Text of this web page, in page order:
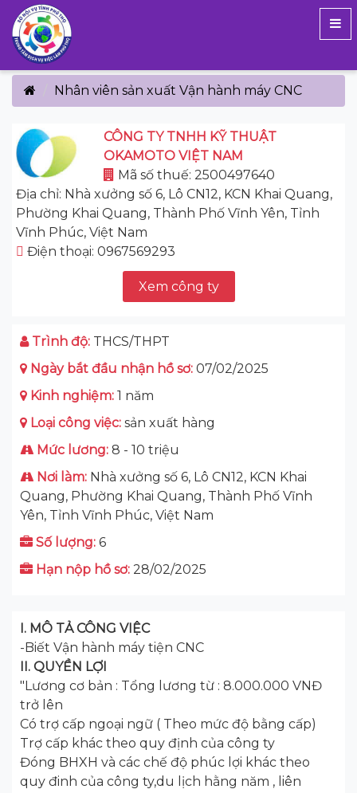
Nhân viên sản xuất Vận hành máy CNC
CÔNG TY TNHH KỸ THUẬT
OKAMOTO VIỆT NAM
Mã số thuế: 2500497640
Địa chỉ: Nhà xưởng số 6, Lô CN12, KCN Khai Quang,
Phường Khai Quang, Thành Phố Vĩnh Yên, Tỉnh
Vĩnh Phúc, Việt Nam
Điện thoại: 0967569293
Xem công ty
Trình độ: THCS/THPT
Ngày bắt đầu nhận hồ sơ: 07/02/2025
Kinh nghiệm: 1 năm
Loại công việc: sản xuất hàng
Mức lương: 8 - 10 triệu
Nơi làm: Nhà xưởng số 6, Lô CN12, KCN Khai
Quang, Phường Khai Quang, Thành Phố Vĩnh
Yên, Tỉnh Vĩnh Phúc, Việt Nam
Số lượng: 6
Hạn nộp hồ sơ: 28/02/2025
I. MÔ TẢ CÔNG VIỆC
-Biết Vận hành máy tiện CNC
II. QUYỀN LỢI
"Lương cơ bản : Tổng lương từ : 8.000.000 VNĐ
trở lên
Có trợ cấp ngoại ngữ ( Theo mức độ bằng cấp)
Trợ cấp khác theo quy định của công ty
Đóng BHXH và các chế độ phúc lợi khác theo
quy đinh của công ty,du lịch hằng năm , liên